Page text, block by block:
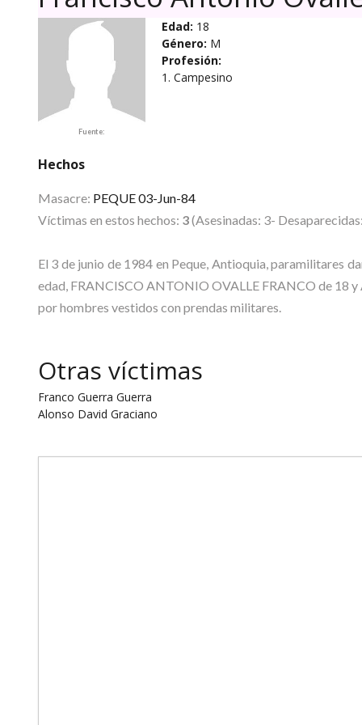
Fuente:
Edad: 18
Género: M
Profesión:
1. Campesino
Hechos
Masacre: PEQUE 03-Jun-84
Víctimas en estos hechos: 3(Asesinadas: 3-
El 3 de junio de 1984 en Peque, Antioquia, paramilitares
edad, FRANCISCO ANTONIO OVALLE FRANCO de 18
por hombres vestidos con prendas militares.
Otras víctimas
Franco Guerra Guerra
Alonso David Graciano